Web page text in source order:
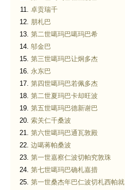
卓贡瑞千
朋札巴
第二世噶玛巴噶玛巴希
邬金巴
第三世噶玛巴让炯多杰
永东巴
第四世噶玛巴若佩多杰
第二世夏玛巴卡却旺波
第五世噶玛巴德新谢巴
索关仁千桑波
第六世噶玛巴通瓦敦殿
边噶蒋帕桑波
第一世嘉察仁波切帕究敦珠
第七世噶玛巴确札嘉措
第一世桑杰年巴仁波切札西帕就